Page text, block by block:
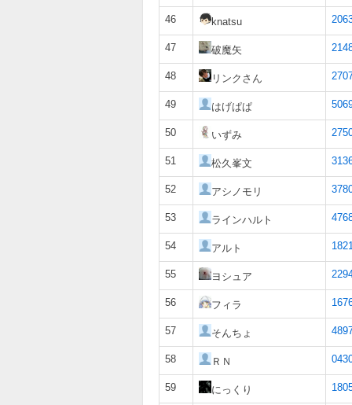
46 knatsu
47 破魔矢
48 リンクさん
49 はげぱぱ
50 いずみ
51 松久峯文
52 アシノモリ
53 ラインハルト
54 アルト
55 ヨシュア
56 フィラ
57 そんちょ
58 ＲＮ
59 にっくり